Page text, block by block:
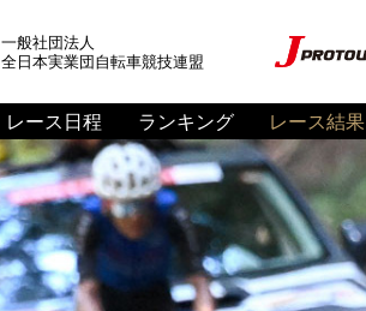
一般社団法人
全日本実業団自転車競技連盟
レース日程 ランキング レース結果